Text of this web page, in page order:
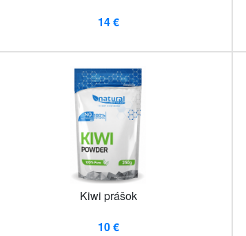
14 €
Kiwi prášok
10 €